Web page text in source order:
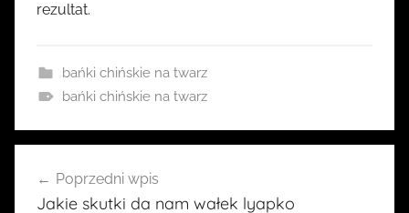
rezultat.
bańki chińskie na twarz
bańki chińskie na twarz
wpisu
Poprzedni wpis
Jakie skutki da nam wałek lyapko